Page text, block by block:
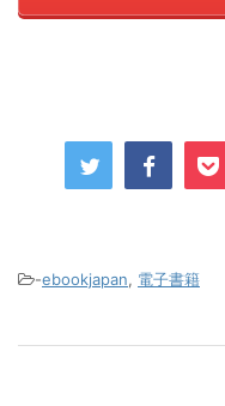
-ebookjapan, 電子書籍